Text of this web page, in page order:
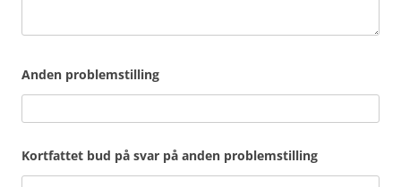
Anden problemstilling
Kortfattet bud på svar på anden problemstilling